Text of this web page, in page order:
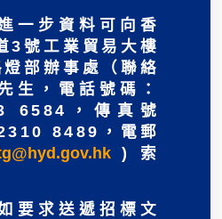
一步資料可向香
3號工業貿易大樓
部辦事處（聯絡
生，電話號碼：
6584，傳真號
8489，電郵
) 索
要求送遞招標文